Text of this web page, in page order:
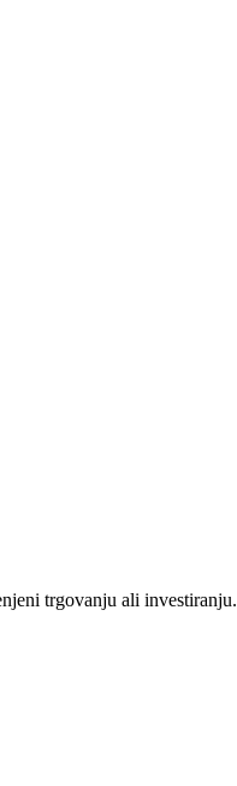
trgovanju ali investiranju.